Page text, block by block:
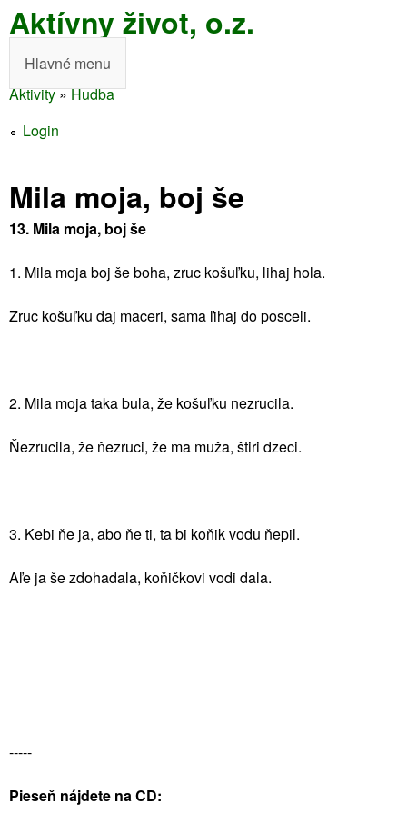
Skočiť
na
Aktívny život, o.z.
l
a
n
é
m
n
Hlavné menu
Nachádzate
tu
Aktivity»Hudba
Login
Mila moja, boj še
13. Mila moja, boj še
1. Mila moja boj še boha, zruc košuľku, lihaj hola.
Zruc košuľku daj maceri, sama ľihaj do posceli.
2. Mila moja taka bula, že košuľku nezrucila.
Ňezrucila, že ňezruci, že ma muža, štiri dzeci.
3. Kebi ňe ja, abo ňe ti, ta bi koňik vodu ňepil.
Aľe ja še zdohadala, koňičkovi vodi dala.
-----
Pieseň nájdete na CD: